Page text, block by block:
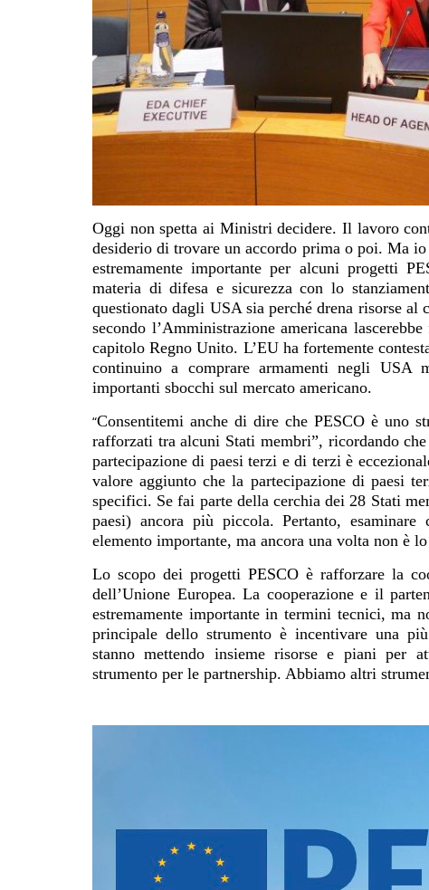
Oggi non spetta ai Ministri decidere. Il lavoro
desiderio di trovare un accordo prima o poi. Ma
estremamente importante per alcuni progetti
materia di difesa e sicurezza con lo
questionato dagli USA sia perché drena risorse al
secondo l’Amministrazione americana
capitolo Regno Unito. L’EU ha fortemente
continuino a comprare armamenti negli USA
importanti sbocchi sul mercato americano.
“Consentitemi anche di dire che PESCO è uno
rafforzati tra alcuni Stati membri”, ricordando
partecipazione di paesi terzi e di terzi è
valore aggiunto che la partecipazione di paesi
specifici. Se fai parte della cerchia dei 28 Stati
paesi) ancora più piccola. Pertanto,
elemento importante, ma ancora una volta non è
Lo scopo dei progetti PESCO è rafforzare la
dell’Unione Europea. La cooperazione e il
estremamente importante in termini tecnici, ma
principale dello strumento è incentivare una
stanno mettendo insieme risorse e piani per
strumento per le partnership. Abbiamo altri